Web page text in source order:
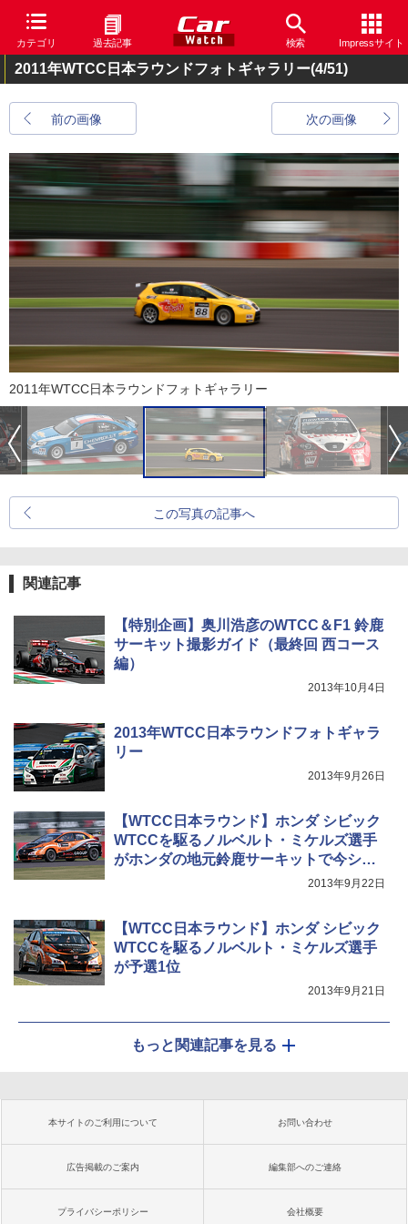
カテゴリ 過去記事 検索 Impressサイト
2011年WTCC日本ラウンドフォトギャラリー(4/51)
前の画像 次の画像
2011年WTCC日本ラウンドフォトギャラリー
この写真の記事へ
関連記事
【特別企画】奥川浩彦のWTCC＆F1 鈴鹿
サーキット撮影ガイド（最終回 西コース
編）
2013年10月4日
2013年WTCC日本ラウンドフォトギャラ
リー
2013年9月26日
【WTCC日本ラウンド】ホンダ シビック
WTCCを駆るノルベルト・ミケルズ選手
がホンダの地元鈴鹿サーキットで今シー
2013年9月22日
【WTCC日本ラウンド】ホンダ シビック
WTCCを駆るノルベルト・ミケルズ選手
が予選1位
2013年9月21日
もっと関連記事を見る
本サイトのご利用について お問い合わせ
広告掲載のご案内 編集部へのご連絡
プライバシーポリシー 会社概要